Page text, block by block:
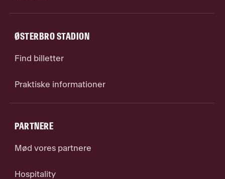
ØSTERBRO STADION
Find billetter
Praktiske informationer
PARTNERE
Mød vores partnere
Hospitality